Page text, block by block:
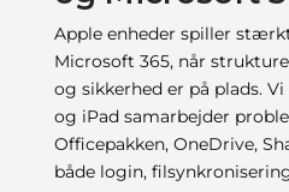
Apple enheder spiller
Microsoft 365, når
og sikkerhed er på plads.
og iPad samarbejder
Officepakken, OneDrive,
både login,